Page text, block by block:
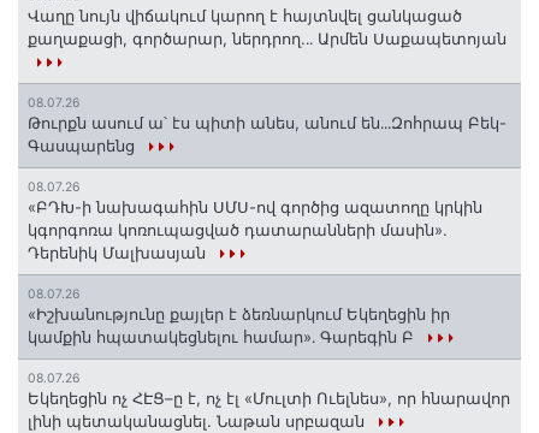
Վաղը նույն վիճակում կարող է հայտնվել ցանկացած
քաղաքացի, գործարար, ներդրող.․․ Արմեն Սաքապետոյան
08.07.26
Թուրքն ասում ա՝ էս պիտի անես, անում են․․․Զոհրապ Բեկ-
Գասպարենց
08.07.26
«ԲԴԽ-ի նախագահին ՍՄՍ-ով գործից ազատողը կրկին
կգորգոռա կոռուպացված դատարանների մասին».
Դերենիկ Մալխասյան
08.07.26
«Իշխանությունը քայլեր է ձեռնարկում Եկեղեցին իր
կամքին հպատակեցնելու համար»․ Գարեգին Բ
08.07.26
Եկեղեցին ոչ ՀԷՑ–ը է, ոչ էլ «Մուլտի Ուելնես», որ հնարավոր
լինի պետականացնել. Նաթան սրբազան